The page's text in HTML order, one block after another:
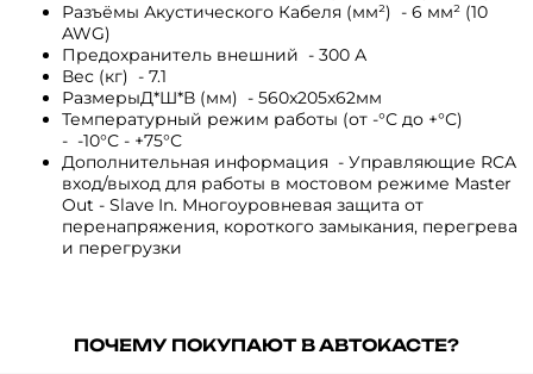
Разъёмы Акустического Кабеля (мм²) - 6 мм² (10
AWG)
Предохранитель внешний - 300 А
Вес (кг) - 7.1
РазмерыД*Ш*В (мм) - 560x205x62мм
Температурный режим работы (от -°С до +°С)
- -10°С - +75°С
Дополнительная информация - Управляющие RCA
вход/выход для работы в мостовом режиме Master
Out - Slave In. Многоуровневая защита от
перенапряжения, короткого замыкания, перегрева
и перегрузки
ПОЧЕМУ ПОКУПАЮТ В АВТОКАСТЕ?